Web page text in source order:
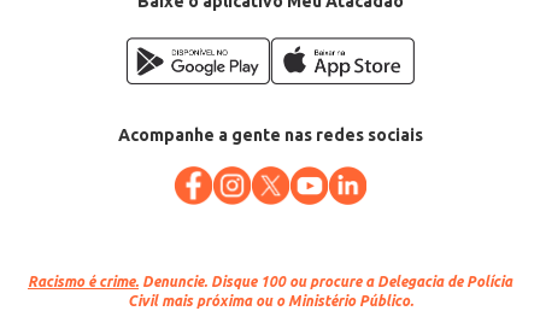
Acompanhe a gente nas redes sociais
Racismo é crime. Denuncie. Disque 100 ou procure a Delegacia de Polícia
Civil mais próxima ou o Ministério Público.